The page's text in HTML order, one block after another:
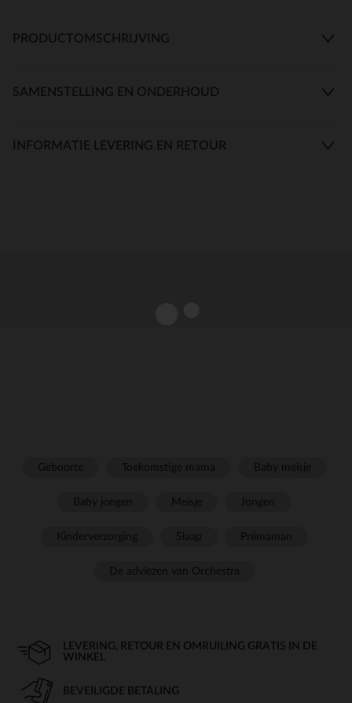
PRODUCTOMSCHRIJVING
SAMENSTELLING EN ONDERHOUD
INFORMATIE LEVERING EN RETOUR
LEVERING, RETOUR EN OMRUILING GRATIS IN DE
WINKEL
BEVEILIGDE BETALING